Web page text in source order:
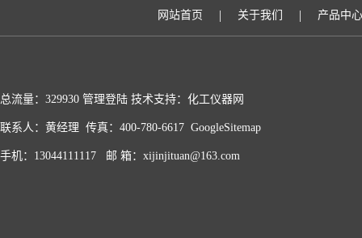
网站首页 | 关于我们 | 产品中心
总流量：329930 管理登陆 技术支持：化工仪器网
联系人：黄经理 传真：400-780-6617 GoogleSitemap
手机：13044111117 邮 箱：xijinjituan@163.com